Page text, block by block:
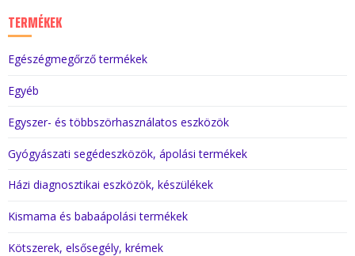
TERMÉKEK
Egészégmegőrző termékek
Egyéb
Egyszer- és többszörhasználatos eszközök
Gyógyászati segédeszközök, ápolási termékek
Házi diagnosztikai eszközök, készülékek
Kismama és babaápolási termékek
Kötszerek, elsősegély, krémek